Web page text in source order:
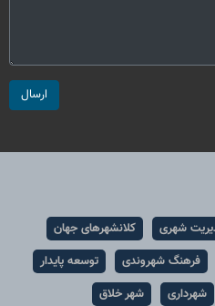
ارسال
شهری
کلانشهرهای جهان
فرهنگ شهروندی
توسعه پایدار
شهرداری شهر خلاق